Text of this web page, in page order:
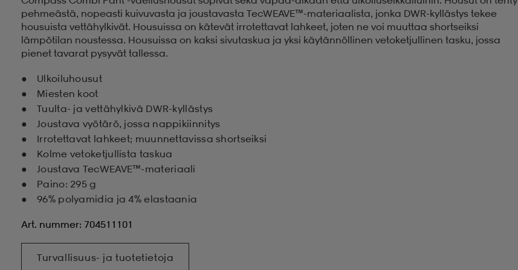
pehmeästä, nopeasti kuivuvasta ja joustavasta TecWEAVE™-materiaalista, jonka DWR-kyllästys tekee
housuista vettähylkivät. Housuissa on kätevät irrotettavat lahkeet, joten ne voi muuttaa shortseiksi
lämpötilan noustessa. Housuissa on kaksi sivutaskua ja yksi käytännöllinen vetoketjullinen tasku, jossa
pienet tavarat pysyvät tallessa.
Ulkoiluhousut
Miesten koot
Tuulta- ja vettähylkivä DWR-kyllästys
Joustava vyötärö, jossa nappikiinnitys
Irrotettavat lahkeet; muunnettavissa shortseiksi
Kolme vetoketjullista taskua
Joustava TecWEAVE™-materiaali
Paino: 295 g
96% polyamidia ja 4% elastaania
Art. nummer: 704511101
Turvallisuus- ja tuotetietoja